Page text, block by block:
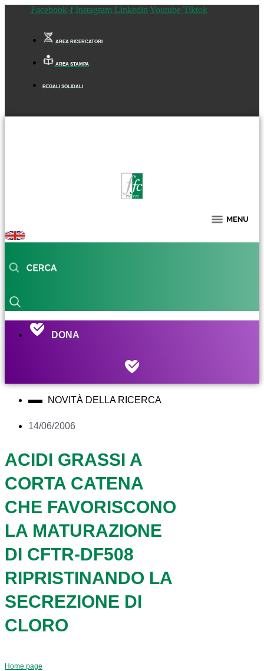
Facebook-f Instagram Linkedin Youtube Tiktok
AREA RICERCATORI
AREA STAMPA
REGALI SOLIDALI
DONA
NOVITÀ DELLA RICERCA
14/06/2006
ACIDI GRASSI A
CORTA CATENA
CHE FAVORISCONO
LA MATURAZIONE
DI CFTR-DF508
RIPRISTINANDO LA
SECREZIONE DI
CLORO
Home page